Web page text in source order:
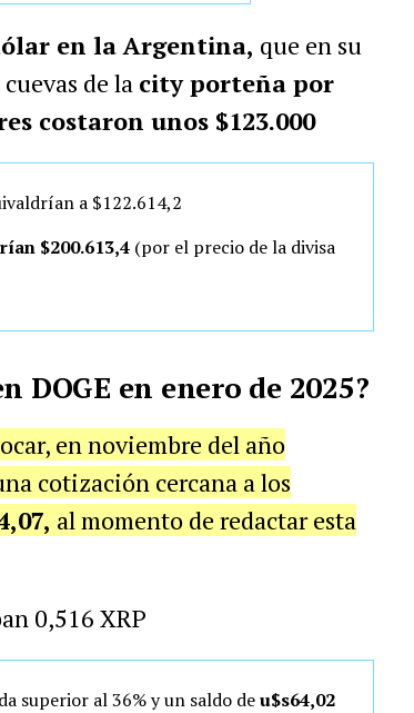
en la Argentina, que en su
de la city porteña por
costaron unos $123.000
a $122.614,2
$200.613,4(por el precio de la divisa
DOGE en enero de 2025?
en noviembre del año
cotización cercana a los
al momento de redactar esta
0,516 XRP
superior al 36% y un saldo deu$s64,02